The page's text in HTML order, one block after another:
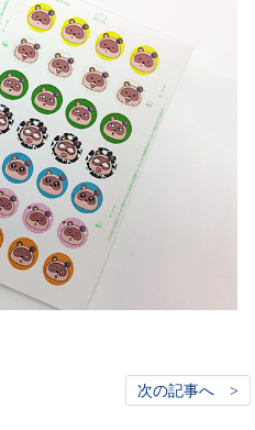
次の記事へ >